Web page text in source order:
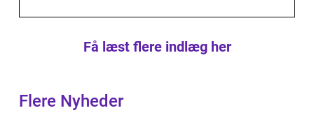
Få læst flere indlæg her
Flere Nyheder